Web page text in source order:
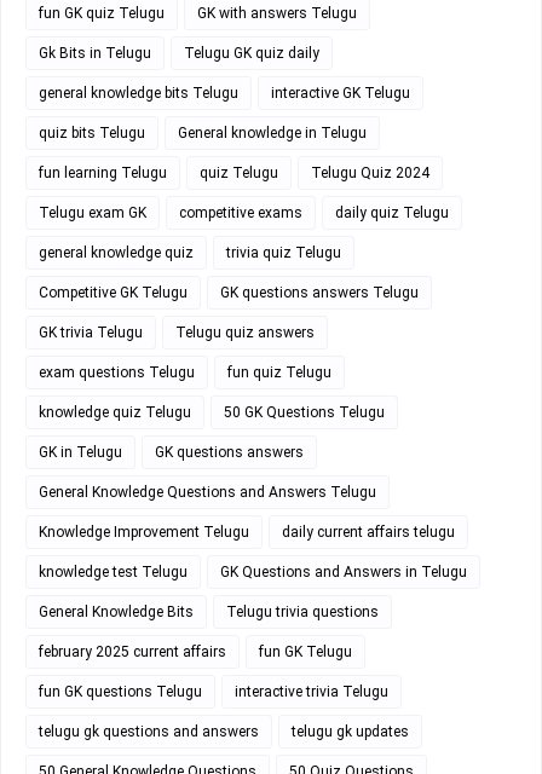
fun GK quiz Telugu GK with answers Telugu
Gk Bits in Telugu Telugu GK quiz daily
general knowledge bits Telugu interactive GK Telugu
quiz bits Telugu General knowledge in Telugu
fun learning Telugu quiz Telugu Telugu Quiz 2024
Telugu exam GK competitive exams daily quiz Telugu
general knowledge quiz trivia quiz Telugu
Competitive GK Telugu GK questions answers Telugu
GK trivia Telugu Telugu quiz answers
exam questions Telugu fun quiz Telugu
knowledge quiz Telugu 50 GK Questions Telugu
GK in Telugu GK questions answers
General Knowledge Questions and Answers Telugu
Knowledge Improvement Telugu daily current affairs telugu
knowledge test Telugu GK Questions and Answers in Telugu
General Knowledge Bits Telugu trivia questions
february 2025 current affairs fun GK Telugu
fun GK questions Telugu interactive trivia Telugu
telugu gk questions and answers telugu gk updates